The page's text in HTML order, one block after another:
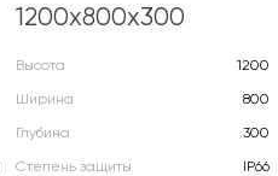
1200х800х300
Высота
1200
Ширина
800
Глубина
300
Степень защиты
IP66